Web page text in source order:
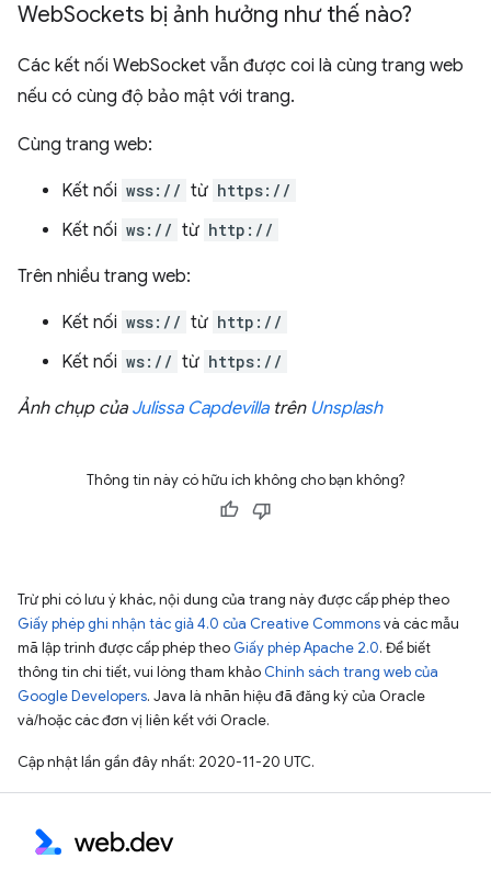
WebSockets bị ảnh hưởng như thế nào?
Các kết nối WebSocket vẫn được coi là cùng trang web
nếu có cùng độ bảo mật với trang.
Cùng trang web:
Kết nối wss:// từ https://
Kết nối ws:// từ http://
Trên nhiều trang web:
Kết nối wss:// từ http://
Kết nối ws:// từ https://
Ảnh chụp của Julissa Capdevillatrên Unsplash
Thông tin này có hữu ích không cho bạn không?
Trừ phi có lưu ý khác, nội dung của trang này được cấp phép theo
Giấy phép ghi nhận tác giả 4.0 của Creative Commonsvà các mẫu
mã lập trình được cấp phép theo Giấy phép Apache 2.0. Để biết
thông tin chi tiết, vui lòng tham khảo Chính sách trang web của
Google Developers. Java là nhãn hiệu đã đăng ký của Oracle
và/hoặc các đơn vị liên kết với Oracle.
Cập nhật lần gần đây nhất: 2020-11-20 UTC.